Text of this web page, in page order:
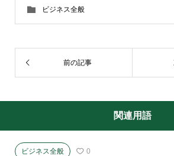
ビジネス全般
前の記事
関連用語
ビジネス全般 0